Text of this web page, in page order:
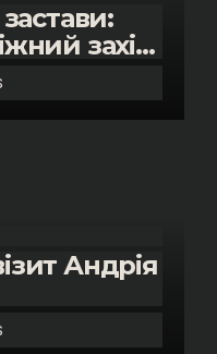
захід
Анни
про
Андрія